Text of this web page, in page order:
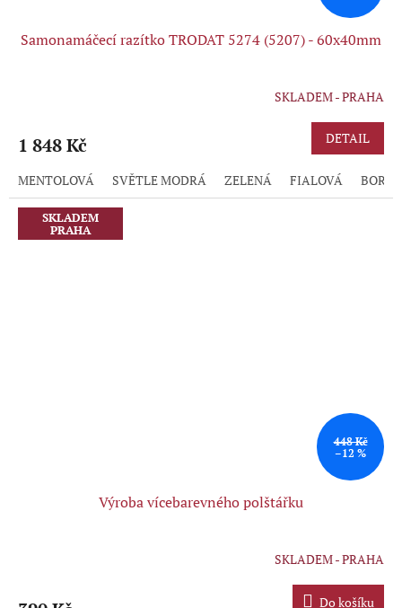
Samonamáčecí razítko TRODAT 5274 (5207) - 60x40mm
SKLADEM - PRAHA
1 848 Kč DETAIL
MENTOLOVÁ SVĚTLE MODRÁ ZELENÁ FIALOVÁ
SKLADEM
PRAHA
448 Kč
–12 %
Výroba vícebarevného polštářku
SKLADEM - PRAHA
Do košíku